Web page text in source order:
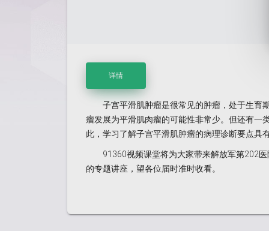
详情
子宫平滑肌肿瘤是很常见的肿瘤，处于生育期
瘤发展为平滑肌肉瘤的可能性非常少。但还有一
此，学习了解子宫平滑肌肿瘤的病理诊断要点具
91360视频课堂将为大家带来解放军第202医
的专题讲座，望各位届时准时收看。